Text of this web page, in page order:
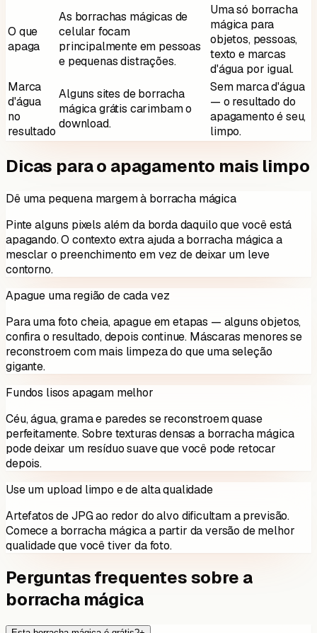
O que
apaga
As borrachas mágicas de
celular focam
principalmente em pessoas
e pequenas distrações.
Uma só borracha
mágica para
objetos, pessoas,
texto e marcas
d'água por igual.
Marca
d'água
no
resultado
Alguns sites de borracha
mágica grátis carimbam o
download.
Sem marca d'água
— o resultado do
apagamento é seu,
limpo.
Dicas para o apagamento mais limpo
Dê uma pequena margem à borracha mágica
Pinte alguns pixels além da borda daquilo que você está
apagando. O contexto extra ajuda a borracha mágica a
mesclar o preenchimento em vez de deixar um leve
contorno.
Apague uma região de cada vez
Para uma foto cheia, apague em etapas — alguns objetos,
confira o resultado, depois continue. Máscaras menores se
reconstroem com mais limpeza do que uma seleção
gigante.
Fundos lisos apagam melhor
Céu, água, grama e paredes se reconstroem quase
perfeitamente. Sobre texturas densas a borracha mágica
pode deixar um resíduo suave que você pode retocar
depois.
Use um upload limpo e de alta qualidade
Artefatos de JPG ao redor do alvo dificultam a previsão.
Comece a borracha mágica a partir da versão de melhor
qualidade que você tiver da foto.
Perguntas frequentes sobre a
borracha mágica